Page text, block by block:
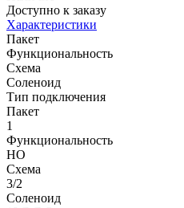
Доступно к заказу
Характеристики
Пакет
Функциональность
Схема
Соленоид
Тип подключения
Пакет
1
Функциональность
НО
Схема
3/2
Соленоид